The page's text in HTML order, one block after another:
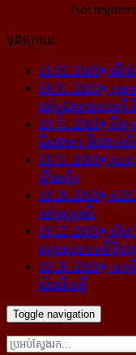
Not
ចុងក្រោយ
11-02-2018
ណីម៉ា
10-31-2018
«អ្ន
នៅ​ក្នុង​ស្ថាន​ភារធា
10-31-2018
កីឡា
ជិត​ដាច់ក និង​ដាច់​លិ
10-31-2018
រូបភ
ឡីឆេស្ទ័រ
10-28-2018
នៅ​អូស្ត្រាលី
10-23-2018
ហ៊ុន
ឧត្តម​ស្នងការ​សិទ្ធិ​
10-20-2018
«រា
សំណើចខ្លី
Toggle navigation